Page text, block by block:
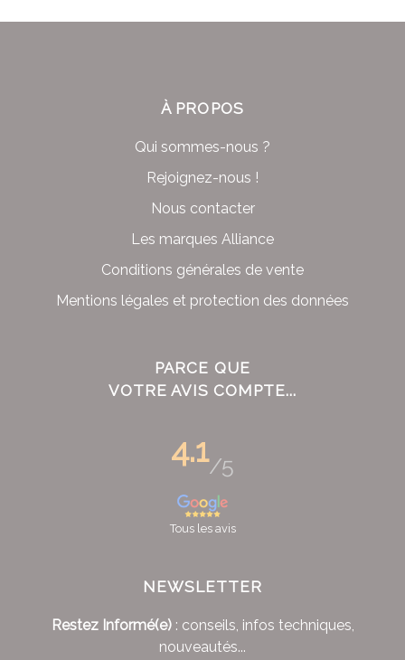
À PROPOS
Qui sommes-nous ?
Rejoignez-nous !
Nous contacter
Les marques Alliance
Conditions générales de vente
Mentions légales et protection des données
PARCE QUE
VOTRE AVIS COMPTE...
4.1/5
Tous les avis
NEWSLETTER
Restez Informé(e): conseils, infos techniques,
nouveautés...